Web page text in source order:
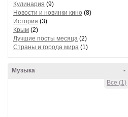
Кулинария (9)
Новости и новинки кино (8)
История (3)
Крым (2)
Лучшие посты месяца (2)
Страны и города мира (1)
-
Музыка
Все (1)